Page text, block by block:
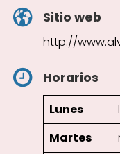
Sitio web
http://
Horarios
Lunes
Martes